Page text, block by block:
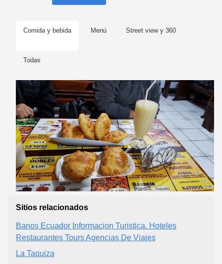
Comida y bebida Menú Street view y 360
Todas
Sitios relacionados
Banos Ecuador Informacion Turistica. Hoteles
Restaurantes Tours Agencias De Viajes
La Taquiza